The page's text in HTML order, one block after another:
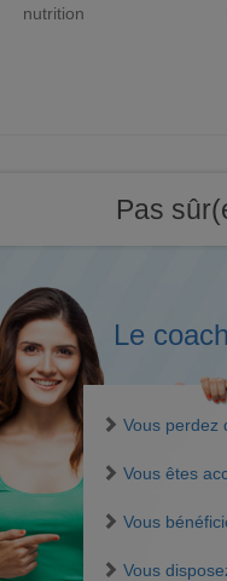
nutrition
Pas
Le
Vous perdez
Vous êtes
Vous
Vous